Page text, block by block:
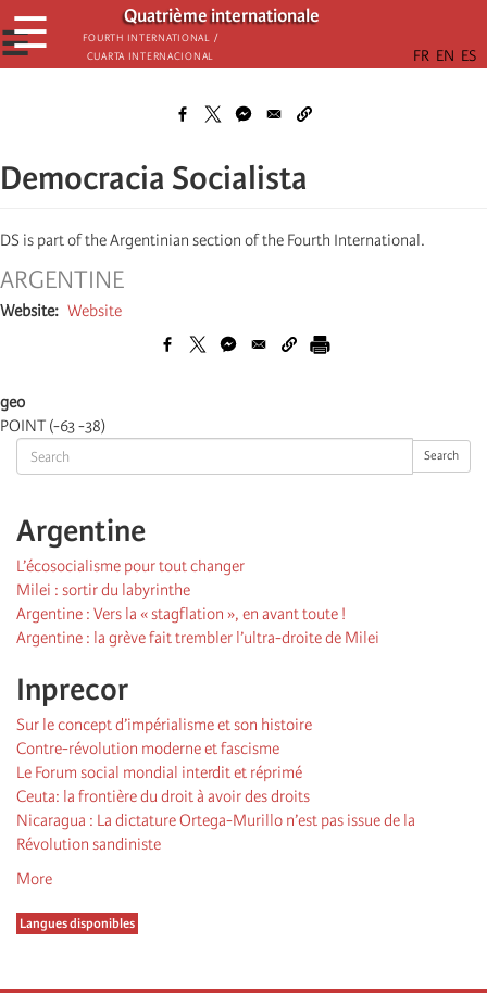
Aller
au
contenu
Quatrième internationale
Fourth International /
Cuarta Internacional
☰
☰
Search Search
Argentine
L’écosocialisme pour tout changer
Milei : sortir du labyrinthe
Argentine : Vers la « stagflation », en avant toute !
Argentine : la grève fait trembler l’ultra-droite de Milei
Inprecor
Sur le concept d’impérialisme et son histoire
Contre-révolution moderne et fascisme
Le Forum social mondial interdit et réprimé
Ceuta: la frontière du droit à avoir des droits
Nicaragua : La dictature Ortega-Murillo n’est pas issue de la
Révolution sandiniste
More
Langues disponibles
Democracia Socialista
DS is part of the Argentinian section of the Fourth International.
ARGENTINE
Website Website
geo
POINT (-63 -38)